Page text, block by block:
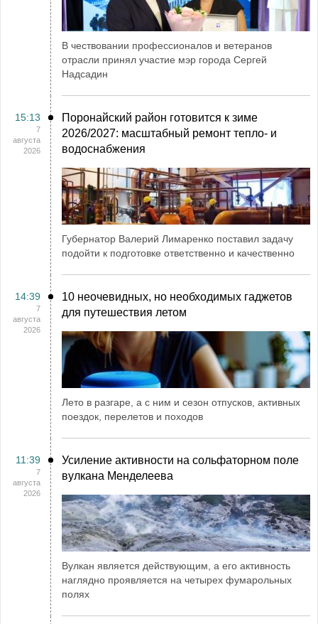
В чествовании профессионалов и ветеранов
отрасли принял участие мэр города Сергей
Надсадин
15:13
7
августа
2026
Поронайский район готовится к зиме
2026/2027: масштабный ремонт тепло- и
водоснабжения
Губернатор Валерий Лимаренко поставил задачу
подойти к подготовке ответственно и качественно
14:39
7
августа
2026
10 неочевидных, но необходимых гаджетов
для путешествия летом
Лето в разгаре, а с ним и сезон отпусков, активных
поездок, перелетов и походов
11:39
7
августа
2026
Усиление активности на сольфаторном поле
вулкана Менделеева
Вулкан является действующим, а его активность
наглядно проявляется на четырех фумарольных
полях